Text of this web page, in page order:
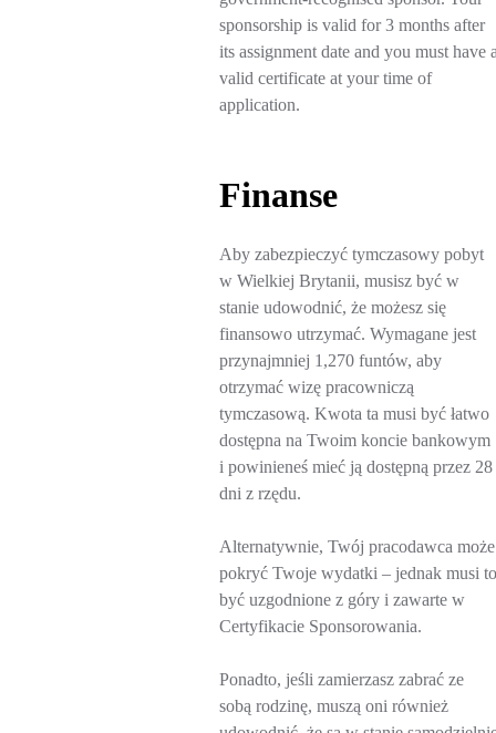
sponsorship is valid for 3 months after
its assignment date and you must have
valid certificate at your time of
application.
Finanse
Aby zabezpieczyć tymczasowy pobyt
w Wielkiej Brytanii, musisz być w
stanie udowodnić, że możesz się
finansowo utrzymać. Wymagane jest
przynajmniej 1,270 funtów, aby
otrzymać wizę pracowniczą
tymczasową. Kwota ta musi być łatwo
dostępna na Twoim koncie bankowym
i powinieneś mieć ją dostępną przez 28
dni z rzędu.
Alternatywnie, Twój pracodawca może
pokryć Twoje wydatki – jednak musi to
być uzgodnione z góry i zawarte w
Certyfikacie Sponsorowania.
Ponadto, jeśli zamierzasz zabrać ze
sobą rodzinę, muszą oni również